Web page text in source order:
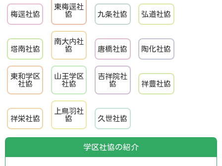
梅逕社協
東梅逕社
協
九条社協 弘道社協
塔南社協
南大内社
協
唐橋社協 陶化社協
東和学区
社協
山王学区
社協
吉祥院社
協
祥豊社協
祥栄社協
上鳥羽社
協
久世社協
学区社協の紹介